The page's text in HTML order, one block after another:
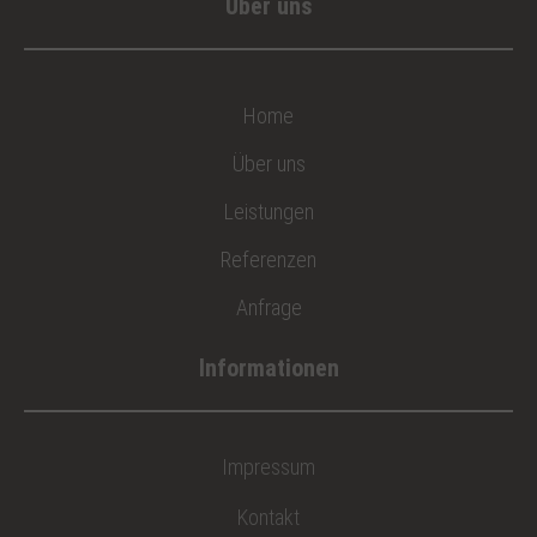
Über uns
Home
Über uns
Leistungen
Referenzen
Anfrage
Impressum
Kontakt